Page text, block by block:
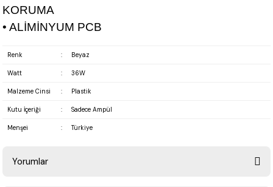
KORUMA
• ALİMİNYUM PCB
Renk : Beyaz
Watt : 36W
Malzeme Cinsi : Plastik
Kutu İçeriği : Sadece Ampül
Menşei : Türkiye
Yorumlar